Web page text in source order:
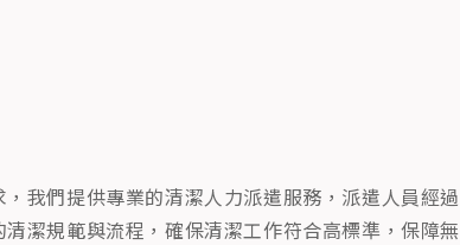
我們提供專業的清潔人力派遣服務，派遣人員經過
潔規範與流程，確保清潔工作符合高標準，保障無